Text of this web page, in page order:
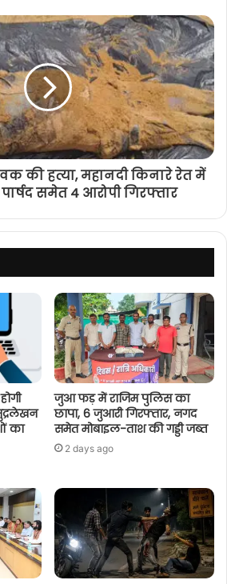
की हत्या, महानदी किनारे रेत में
समेत 4 आरोपी गिरफ्तार
का
जुआ फड़ में राजिम पुलिस का
छापा, 6 जुआरी गिरफ्तार, नगद
समेत मोबाइल-ताश की गड्डी जब्त
2 days ago